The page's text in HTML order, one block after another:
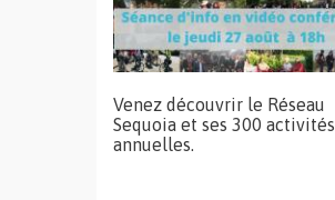
Venez découvrir le Réseau
Sequoia et ses 300 activités
annuelles.